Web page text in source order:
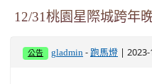
12/31桃園星際城跨年
公告 gladmin - 跑馬燈 |